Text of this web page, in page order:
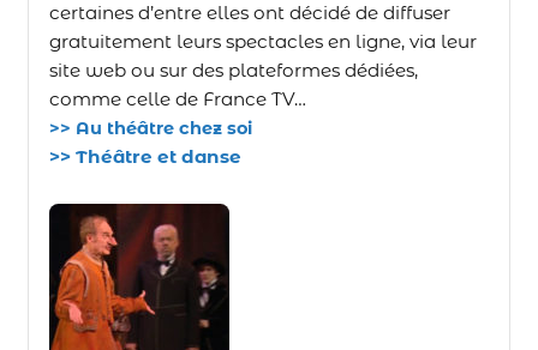
certaines d’entre elles ont décidé de diffuser
gratuitement leurs spectacles en ligne, via leur
site web ou sur des plateformes dédiées,
comme celle de France TV…
>> Au théâtre chez soi
>> Théâtre et danse